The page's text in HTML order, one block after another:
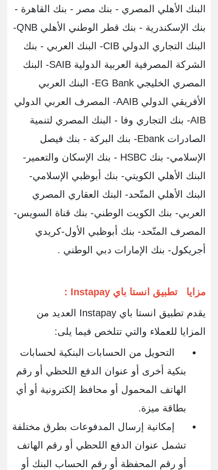
البنك الأهلي المصري - بنك مصر - بنك القاهرة -
بنك الإسكندرية - بنك قطر الوطني الأهلي QNB-
البنك التجاري الدولي CIB- البنك العربي - بنك
الشركة المصرفية العربية الدولية SAIB- البنك
المصري الخليجي EG Bank- البنك العربي
الأفريقي الدولي AAIB- المصرف العربي الدولي
AIB- بنك التجاري وفا - البنك المصري لتنمية
الصادرات Ebank- بنك البركة - بنك فيصل
الإسلامي- بنك HSBC - بنك الإسكان والتعمير-
البنك الأهلي الكويتي- بنك أبوظبي الإسلامي-
البنك الأهلي المتّحد- البنك العقاري المصري
العربي- بنك الكويت الوطني- بنك قناة السويس-
المصرف المتّحد- بنك أبوظبي الأول-كريدي
أجريكول- بنك الإمارات دبي الوطني .
مزايا تطبيق انستا باي Instapay :
يقدم تطبيق انستا باي Instapay العديد من
المزايا للعملاء والتي تتلخص فيما يلى:
التحويل من الحسابات البنكية لحسابات
بنكية أخرى أو عنوان الدفع اللحظي أو رقم
الهاتف المحمول أو محافظ إلكترونية أو أي
بطاقة ميزة.
إمكانية إرسال المدفوعات بطرق مختلفة
تشمل عنوان الدفع اللحظي أو رقم الهاتف
أو رقم المحفظة أو رقم الحساب البنك أو